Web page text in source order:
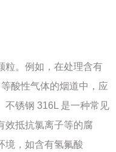
粒。例如，在处理含有
酸性气体的烟道中，应
不锈钢 316L 是一种常见
效抵抗氯离子等的腐
境，如含有氢氟酸